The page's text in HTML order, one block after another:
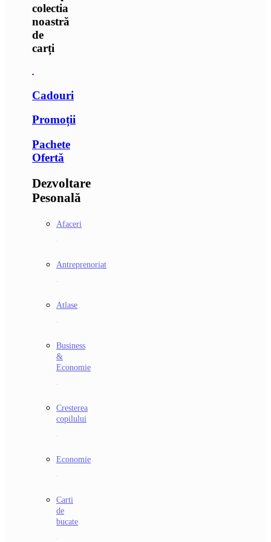
colectia
noastră
de
carți
Cadouri
Promoții
Pachete
Ofertă
Dezvoltare
Pesonală
Afaceri
.
Antreprenoriat
.
Atlase
.
Business
&
Economie
.
Cresterea
copilului
.
Economie
.
Carti
de
bucate
.